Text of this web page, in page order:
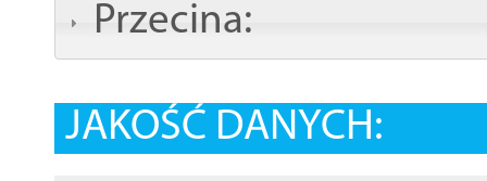
Przecina:
JAKOŚĆ DANYCH: